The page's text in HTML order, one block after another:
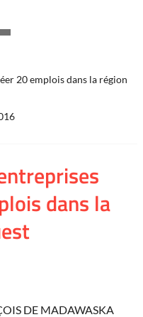
20 emplois dans la région
dans la
DE MADAWASKA